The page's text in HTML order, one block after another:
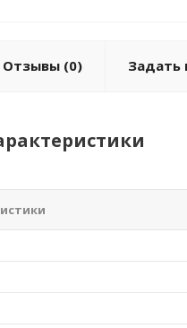
Отзывы (0) Задать